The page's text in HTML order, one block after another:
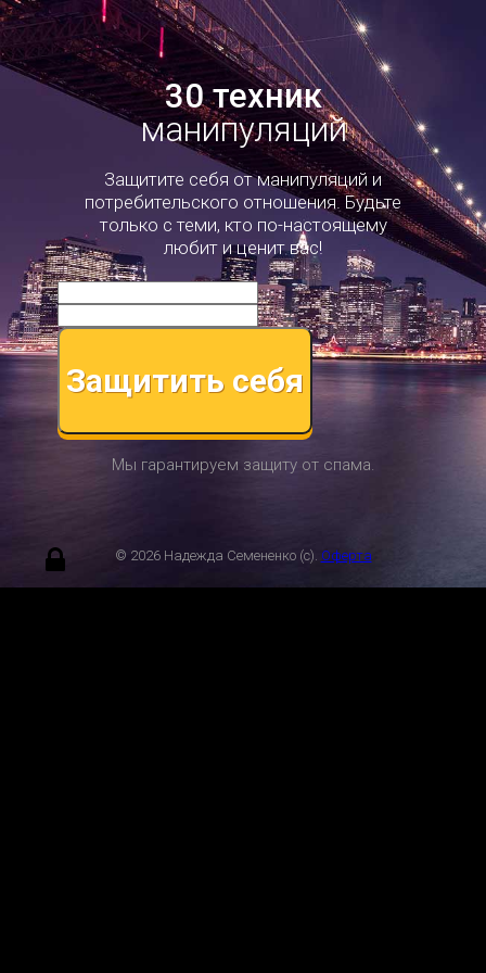
30 техник
манипуляций
Защитите себя от манипуляций и
потребительского отношения. Будьте
только с теми, кто по-настоящему
любит и ценит вас!
Защитить себя
Мы гарантируем защиту от спама.
© 2026 Надежда Семененко (с). Оферта